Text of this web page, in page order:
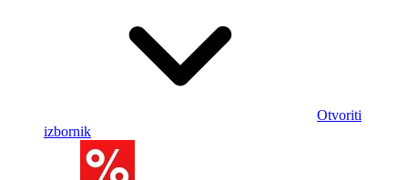
Otvoriti
izbornik